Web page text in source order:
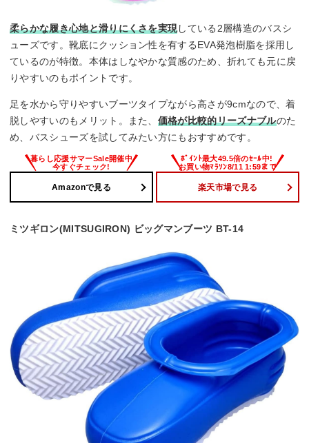
柔らかな履き心地と滑りにくさを実現している2層構造のバスシ
ューズです。靴底にクッション性を有するEVA発泡樹脂を採用し
ているのが特徴。本体はしなやかな質感のため、折れても元に戻
りやすいのもポイントです。
足を水から守りやすいブーツタイプながら高さが9cmなので、着
脱しやすいのもメリット。また、 価格が比較的リーズナブルのた
め、バスシューズを試してみたい方にもおすすめです。
Amazonで見る 楽天市場で見る
ミツギロン(MITSUGIRON) ビッグマンブーツ BT-14